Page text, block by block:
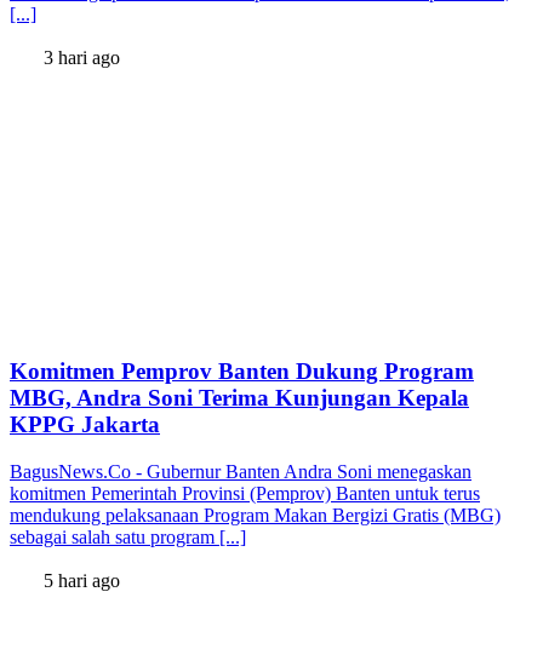
[...]
3 hari ago
Komitmen Pemprov Banten Dukung Program
MBG, Andra Soni Terima Kunjungan Kepala
KPPG Jakarta
BagusNews.Co - Gubernur Banten Andra Soni menegaskan
komitmen Pemerintah Provinsi (Pemprov) Banten untuk terus
mendukung pelaksanaan Program Makan Bergizi Gratis (MBG)
sebagai salah satu program [...]
5 hari ago